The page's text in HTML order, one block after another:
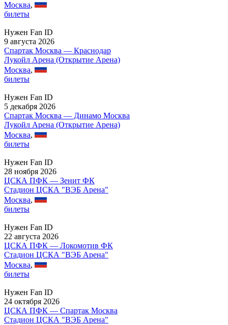
Москва,
билеты
Нужен Fan ID
9 августа 2026
Спартак Москва — Краснодар
Лукойл Арена (Открытие Арена)
Москва,
билеты
Нужен Fan ID
5 декабря 2026
Спартак Москва — Динамо Москва
Лукойл Арена (Открытие Арена)
Москва,
билеты
Нужен Fan ID
28 ноября 2026
ЦСКА ПФК — Зенит ФК
Стадион ЦСКА "ВЭБ Арена"
Москва,
билеты
Нужен Fan ID
22 августа 2026
ЦСКА ПФК — Локомотив ФК
Стадион ЦСКА "ВЭБ Арена"
Москва,
билеты
Нужен Fan ID
24 октября 2026
ЦСКА ПФК — Спартак Москва
Стадион ЦСКА "ВЭБ Арена"